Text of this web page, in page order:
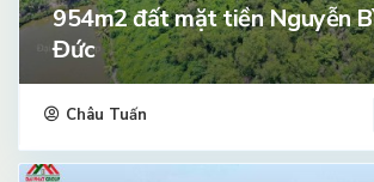
954m2 đất mặt tiền Nguyễn
Đức
Châu Tuấn